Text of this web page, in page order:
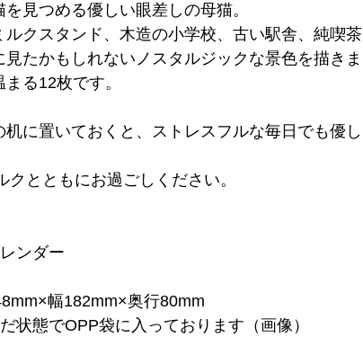
見つめる優しい眼差しの母猫。
ルクスタンド、木造の小学校、古い駅舎、純喫
たかもしれないノスタルジックな景色を描きま
る12枚です。
机に置いておくと、ストレスフルな毎日でも優
クとともにお過ごしください。
ンダー
幅182mm×奥行80mm
状態でOPP袋に入っております（画像）